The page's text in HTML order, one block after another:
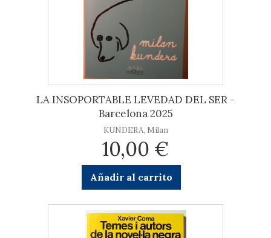
LA INSOPORTABLE LEVEDAD DEL SER -
Barcelona 2025
KUNDERA, Milan
10,00 €
Añadir al carrito